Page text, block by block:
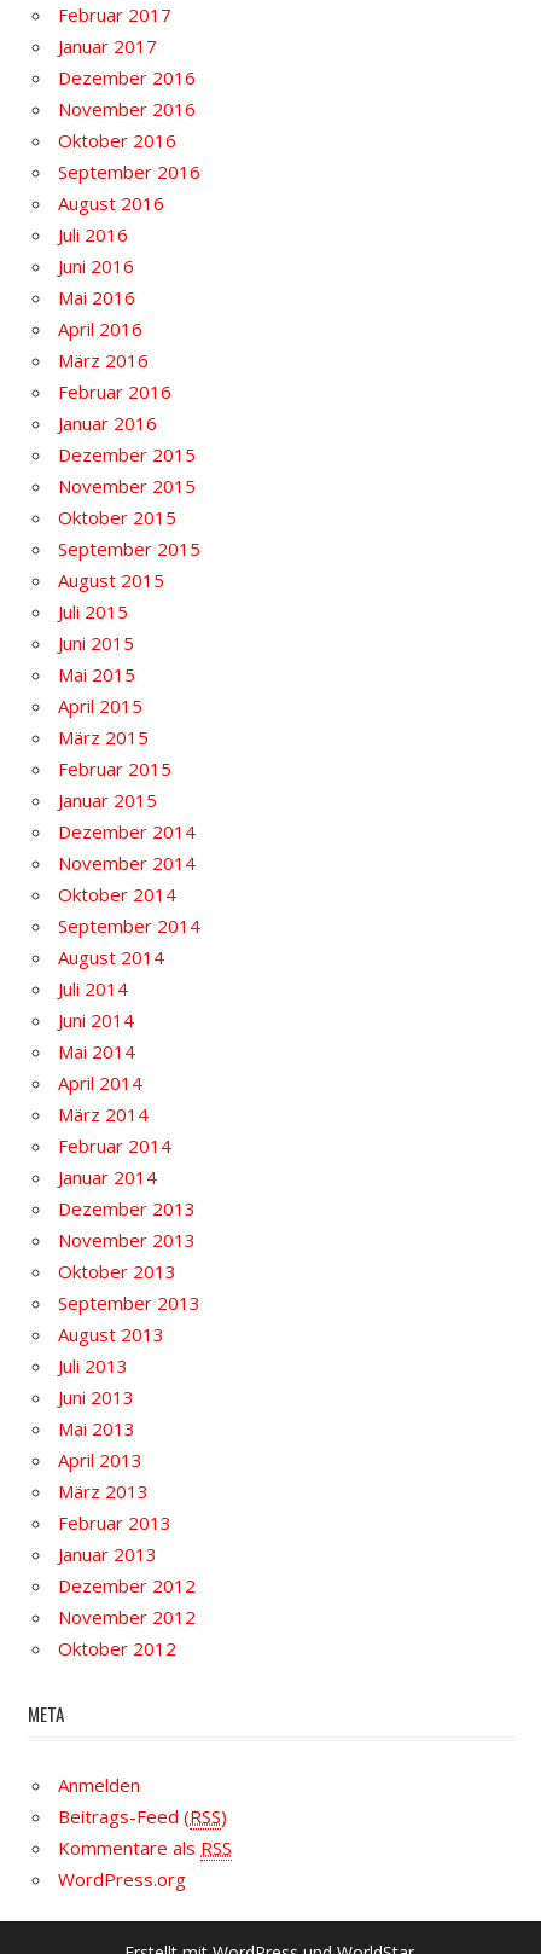
Februar 2017
Januar 2017
Dezember 2016
November 2016
Oktober 2016
September 2016
August 2016
Juli 2016
Juni 2016
Mai 2016
April 2016
März 2016
Februar 2016
Januar 2016
Dezember 2015
November 2015
Oktober 2015
September 2015
August 2015
Juli 2015
Juni 2015
Mai 2015
April 2015
März 2015
Februar 2015
Januar 2015
Dezember 2014
November 2014
Oktober 2014
September 2014
August 2014
Juli 2014
Juni 2014
Mai 2014
April 2014
März 2014
Februar 2014
Januar 2014
Dezember 2013
November 2013
Oktober 2013
September 2013
August 2013
Juli 2013
Juni 2013
Mai 2013
April 2013
März 2013
Februar 2013
Januar 2013
Dezember 2012
November 2012
Oktober 2012
META
Anmelden
Beitrags-Feed (RSS)
Kommentare als RSS
WordPress.org